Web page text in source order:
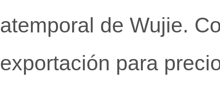
atemporal de Wujie.
exportación para